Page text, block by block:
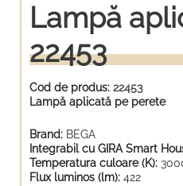
Lampă
22453
Cod de produs: 22453
Lampă aplicată pe perete
Brand: BEGA
Integrabil cu GIRA Smart
Temperatura culoare (K):
Flux luminos (lm): 422